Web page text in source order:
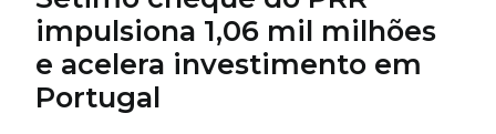
Açores
impulsiona 1,06 mil milhões
e acelera investimento em
Portugal